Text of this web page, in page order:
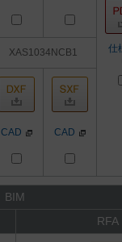
仕
XAS1034NCB1
CAD CAD
BIM
RFA